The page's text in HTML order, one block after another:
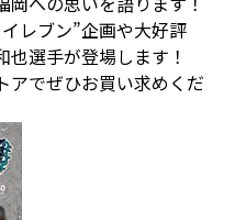
レブン”企画や大好評
也選手が登場します！
アでぜひお買い求めくだ